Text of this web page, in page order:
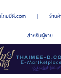
ทยมีดี.com | ร้าน
สำหรับผู้ขาย